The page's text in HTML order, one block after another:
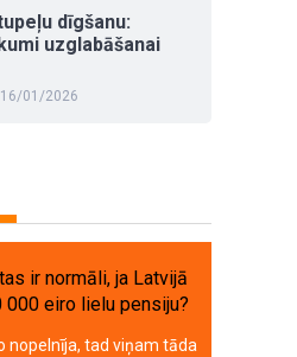
dīgšanu:
uzglabāšanai
16/01/2026
ir normāli, ja Latvijā
000 eiro lielu pensiju?
nopelnīja, tad viņam tāda